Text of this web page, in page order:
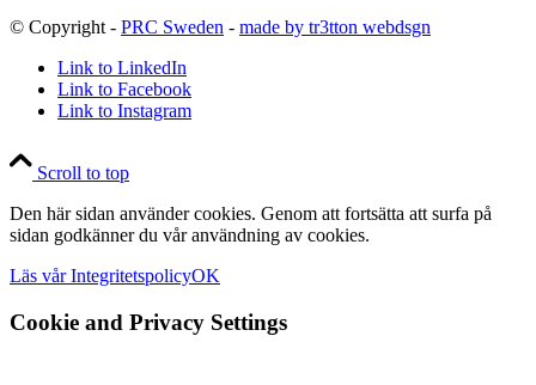
© Copyright - PRC Sweden - made by tr3tton webdsgn
Link to LinkedIn
Link to Facebook
Link to Instagram
Scroll to top
Den här sidan använder cookies. Genom att fortsätta att surfa på
sidan godkänner du vår användning av cookies.
Läs vår IntegritetspolicyOK
Cookie and Privacy Settings